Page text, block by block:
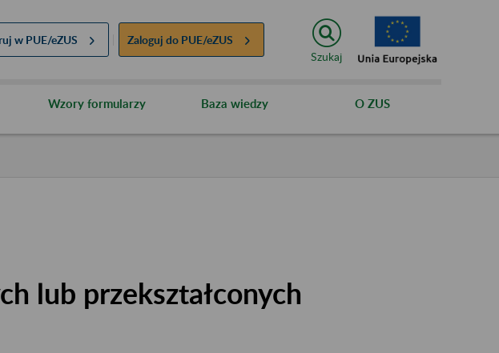
w PUE/eZUS Zaloguj do PUE/eZUS
Szukaj
Wzory formularzy Baza wiedzy O ZUS
lub przekształconych